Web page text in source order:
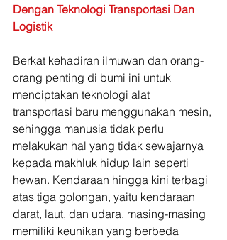
Dengan Teknologi Transportasi Dan
Logistik
Berkat kehadiran ilmuwan dan orang-
orang penting di bumi ini untuk
menciptakan teknologi alat
transportasi baru menggunakan mesin,
sehingga manusia tidak perlu
melakukan hal yang tidak sewajarnya
kepada makhluk hidup lain seperti
hewan. Kendaraan hingga kini terbagi
atas tiga golongan, yaitu kendaraan
darat, laut, dan udara. masing-masing
memiliki keunikan yang berbeda